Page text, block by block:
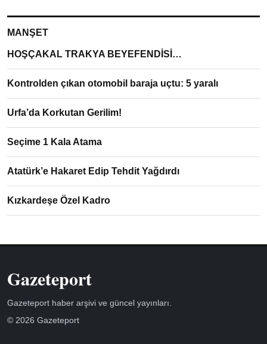
MANŞET
HOŞÇAKAL TRAKYA BEYEFENDİSİ…
Kontrolden çıkan otomobil baraja uçtu: 5 yaralı
Urfa’da Korkutan Gerilim!
Seçime 1 Kala Atama
Atatürk’e Hakaret Edip Tehdit Yağdırdı
Kızkardeşe Özel Kadro
Gazeteport
Gazeteport haber arşivi ve güncel yayınları.
© 2026 Gazeteport